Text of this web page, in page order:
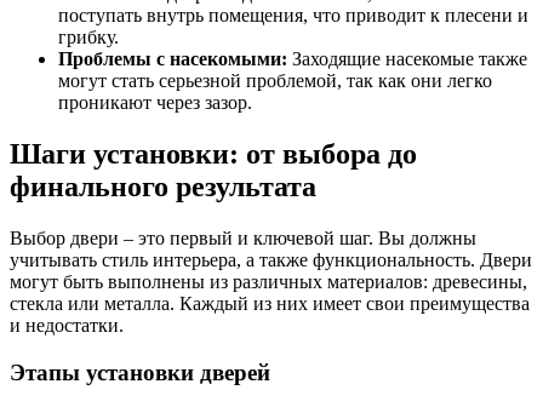
поступать внутрь помещения, что приводит к плесени и
грибку.
Проблемы с насекомыми: Заходящие насекомые также
могут стать серьезной проблемой, так как они легко
проникают через зазор.
Шаги установки: от выбора до
финального результата
Выбор двери – это первый и ключевой шаг. Вы должны
учитывать стиль интерьера, а также функциональность. Двери
могут быть выполнены из различных материалов: древесины,
стекла или металла. Каждый из них имеет свои преимущества
и недостатки.
Этапы установки дверей